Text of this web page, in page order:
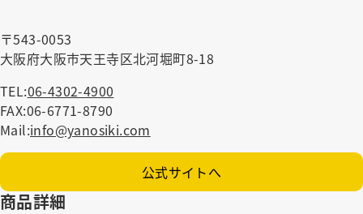
〒543-0053
大阪府大阪市天王寺区北河堀町8-18
TEL:06-4302-4900
FAX:06-6771-8790
Mail:info@yanosiki.com
公式サイトへ
商品詳細